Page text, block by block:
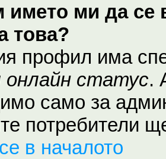
името ми да се
това?
профил има
онлайн статус.
само за
потребители
в началото